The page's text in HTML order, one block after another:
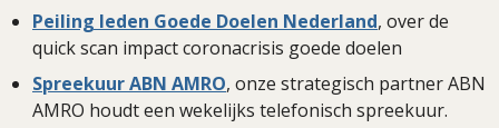
Peiling leden Goede Doelen Nederland, over de
quick scan impact coronacrisis goede doelen
Spreekuur ABN AMRO, onze strategisch partner ABN
AMRO houdt een wekelijks telefonisch spreekuur.